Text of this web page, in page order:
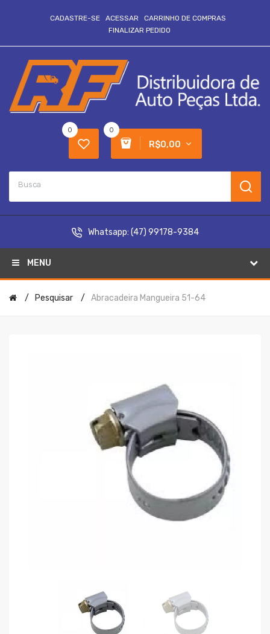
CADASTRE-SE ACESSAR
CARRINHO DE COMPRAS
FINALIZAR PEDIDO
0
R$0,00
0
Whatsapp: (47) 99178-9384
MENU
Pesquisar Abracadeira Mangueira 51-64